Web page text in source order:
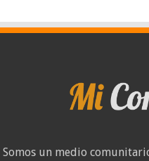
Somos un medio